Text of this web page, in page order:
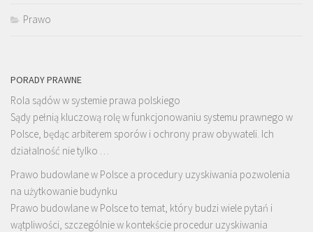
Prawo
PORADY PRAWNE
Rola sądów w systemie prawa polskiego
Sądy pełnią kluczową rolę w funkcjonowaniu systemu prawnego w
Polsce, będąc arbiterem sporów i ochrony praw obywateli. Ich
działalność nie tylko …
Prawo budowlane w Polsce a procedury uzyskiwania pozwolenia
na użytkowanie budynku
Prawo budowlane w Polsce to temat, który budzi wiele pytań i
wątpliwości, szczególnie w kontekście procedur uzyskiwania